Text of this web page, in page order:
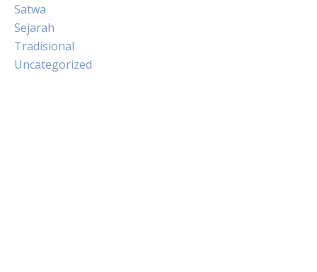
Satwa
Sejarah
Tradisional
Uncategorized